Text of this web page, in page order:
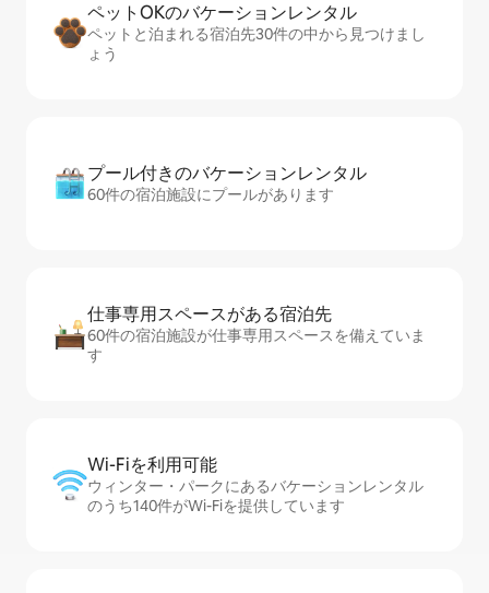
ペットOKのバ⁠ケ⁠ー⁠シ⁠ョ⁠ンレ⁠ン⁠タ⁠ル
ペットと泊まれる宿泊先30件の中から見つけまし
ょう
プール付きのバ⁠ケ⁠ー⁠シ⁠ョ⁠ンレ⁠ン⁠タ⁠ル
60件の宿泊施設にプールがあります
仕事専用ス⁠ペ⁠ー⁠スがあ⁠る宿⁠泊⁠先
60件の宿泊施設が仕事専用スペースを備えていま
す
Wi-Fiを利⁠用⁠可⁠能
ウィンター・パークにあるバケーションレンタル
のうち140件がWi-Fiを提供しています